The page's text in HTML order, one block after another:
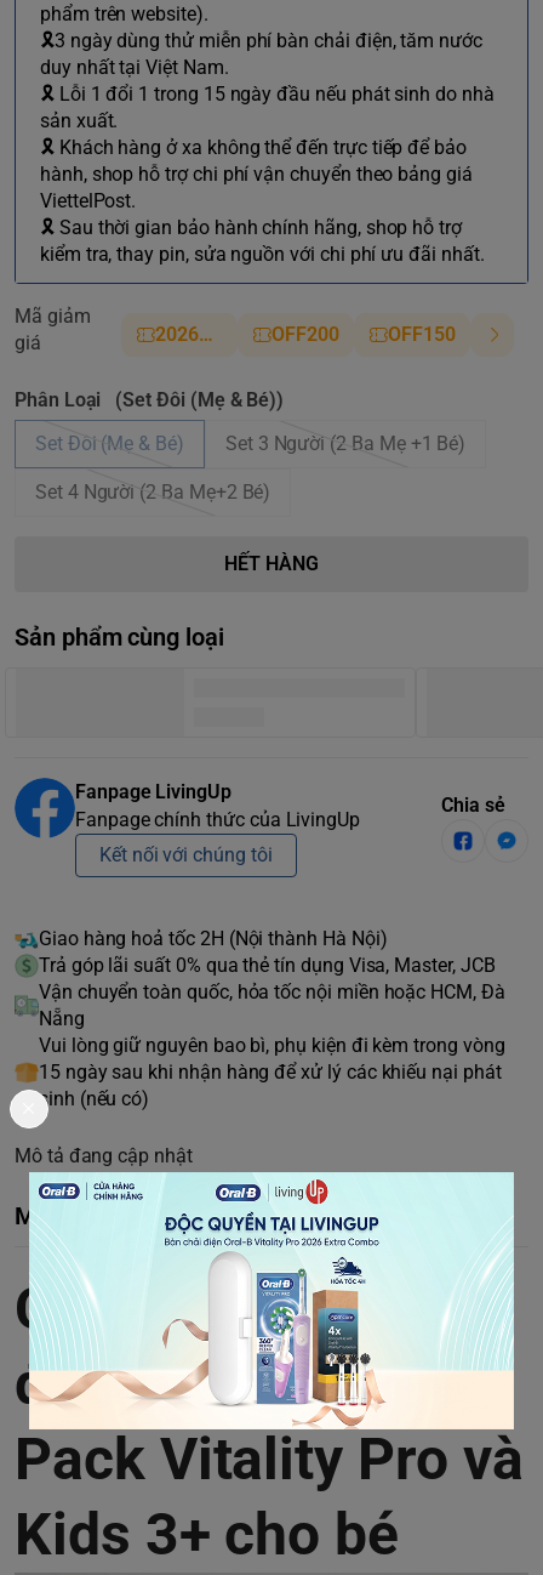
phẩm trên website).
🎗3 ngày dùng thử miễn phí bàn chải điện, tăm nước
duy nhất tại Việt Nam.
🎗 Lỗi 1 đổi 1 trong 15 ngày đầu nếu phát sinh do nhà
sản xuất.
🎗 Khách hàng ở xa không thể đến trực tiếp để bảo
hành, shop hỗ trợ chi phí vận chuyển theo bảng giá
ViettelPost.
🎗 Sau thời gian bảo hành chính hãng, shop hỗ trợ
kiểm tra, thay pin, sửa nguồn với chi phí ưu đãi nhất.
Mã giảm
giá
2026NM OFF200 OFF150
Phân Loại
(Set Đôi (Mẹ & Bé))
Set Đôi (Mẹ & Bé)
Set 3 Người (2 Ba Mẹ +1 Bé)
Set 4 Người (2 Ba Mẹ+2 Bé)
HẾT HÀNG
Sản phẩm cùng loại
Fanpage LivingUp
Fanpage chính thức của LivingUp
Kết nối với chúng tôi
Chia sẻ
Giao hàng hoả tốc 2H (Nội thành Hà Nội)
Trả góp lãi suất 0% qua thẻ tín dụng Visa, Master, JCB
Vận chuyển toàn quốc, hỏa tốc nội miền hoặc HCM, Đà
Nẵng
Vui lòng giữ nguyên bao bì, phụ kiện đi kèm trong vòng
15 ngày sau khi nhận hàng để xử lý các khiếu nại phát
sinh (nếu có)
Mô tả đang cập nhật
Mô tả chi tiết
Combo bàn chải
điện Oral-B Family
Pack Vitality Pro và
Kids 3+ cho bé